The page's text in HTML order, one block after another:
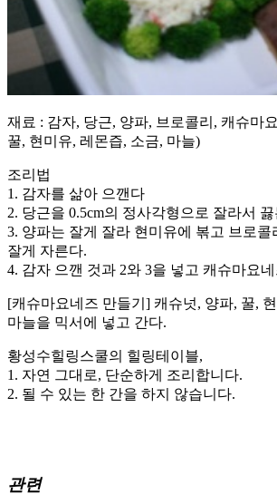
재료 : 감자, 당근, 양파, 브로콜리, 캐슈마
꿀, 현미유, 레몬즙, 소금, 마늘)
조리법
1. 감자를 삶아 으깬다
2. 당근을 0.5cm의 정사각형으로 잘라서
3. 양파는 잘게 잘라 현미유에 볶고 브로콜
잘게 자른다.
4. 감자 으깬 것과 2와 3을 넣고 캐슈마요
[캐슈마요네즈 만들기] 캐슈넛, 양파, 꿀,
마늘을 믹서에 넣고 간다.
황성수힐링스쿨의 힐링테이블,
1. 자연 그대로, 단순하게 조리합니다.
2. 될 수 있는 한 간을 하지 않습니다.
관련